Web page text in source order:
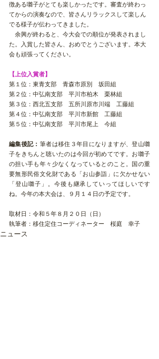
徴ある囃子がとても楽しかったです。審査が終わっ
てからの演奏なので、皆さんリラックスして楽しん
でる様子が伝わってきました。
余興が終わると、今大会での順位が発表されまし
た。入賞した皆さん、おめでとうございます。本大
会も頑張ってください。
【上位入賞者】
第１位：東青支部　青森市原別　坂田組
第２位：中弘南支部　平川市柏木　栗林組
第３位：西北五支部　五所川原市川端　工藤組
第４位：中弘南支部　平川市新館　工藤組
第５位：中弘南支部　平川市尾上　今組
編集後記： 筆者は移住３年目になりますが、登山囃
子をきちんと聴いたのは今回が初めてです。お囃子
の担い手も年々少なくなっているとのこと。 国の重
要無形民俗文化財である「お山参詣」に欠かせない
「登山囃子」。今後も継承していってほしいです
ね。今年の本大会は、９月１４日の予定です。
取材日：令和５年８月２０日（日）
執筆者：移住定住コーディネーター　桜庭　幸子
ニュース